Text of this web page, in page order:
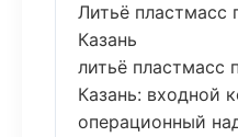
Литьё пластмасс
Казань
литьё пластмасс
Казань: входной
операционный